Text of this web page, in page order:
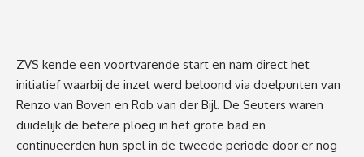
ZVS kende een voortvarende start en nam direct het
initiatiefwaarbij de inzet werd beloond via doelpunten van
Renzo van Boven en Rob van der Bijl. De Seuters waren
duidelijk de betere ploeg in het grote bad en
continueerden hun spelin de tweede periode door er nog